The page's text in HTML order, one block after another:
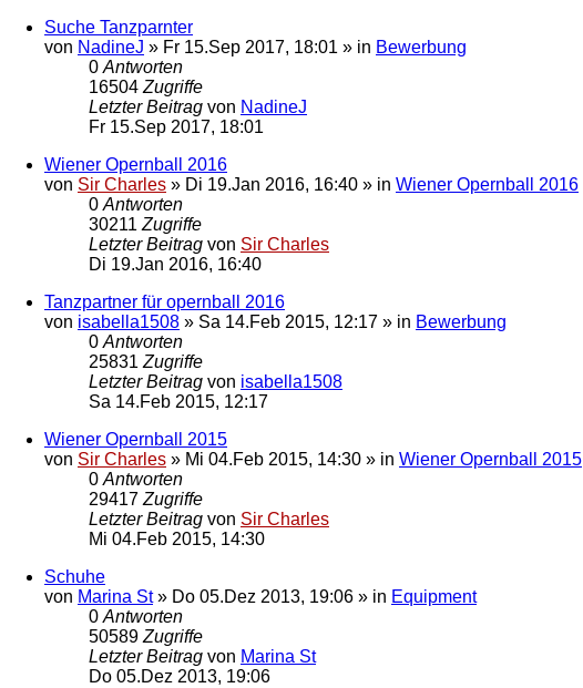
Suche Tanzparnter
von NadineJ » Fr 15.Sep 2017, 18:01 » in Bewerbung
0 Antworten
16504 Zugriffe
Letzter Beitrag von NadineJ
Fr 15.Sep 2017, 18:01
Wiener Opernball 2016
von Sir Charles » Di 19.Jan 2016, 16:40 » in Wiener Opernball 2016
0 Antworten
30211 Zugriffe
Letzter Beitrag von Sir Charles
Di 19.Jan 2016, 16:40
Tanzpartner für opernball 2016
von isabella1508 » Sa 14.Feb 2015, 12:17 » in Bewerbung
0 Antworten
25831 Zugriffe
Letzter Beitrag von isabella1508
Sa 14.Feb 2015, 12:17
Wiener Opernball 2015
von Sir Charles » Mi 04.Feb 2015, 14:30 » in Wiener Opernball 2015
0 Antworten
29417 Zugriffe
Letzter Beitrag von Sir Charles
Mi 04.Feb 2015, 14:30
Schuhe
von Marina St» Do 05.Dez 2013, 19:06 » in Equipment
0 Antworten
50589 Zugriffe
Letzter Beitrag von Marina St
Do 05.Dez 2013, 19:06